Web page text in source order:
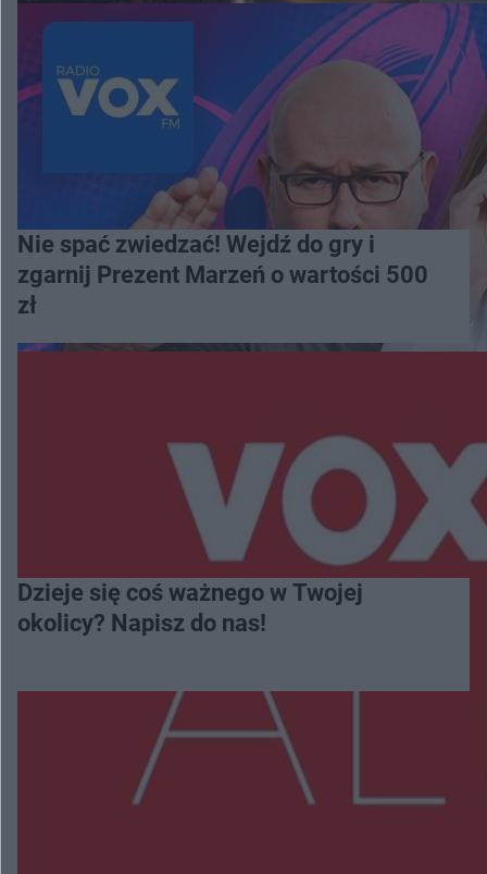
Nie spać zwiedzać! Wejdź do gry i
zgarnij Prezent Marzeń o wartości 500
zł
Dzieje się coś ważnego w Twojej
okolicy? Napisz do nas!
Więcej